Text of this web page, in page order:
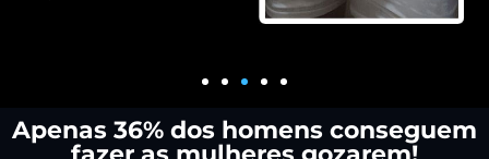
Apenas 36% dos homens conseguem